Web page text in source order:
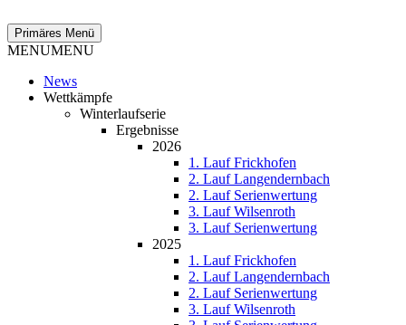
Inhalt
springen
Suchen
Primäres Menü
MENUMENU
News
Wettkämpfe
Winterlaufserie
Ergebnisse
2026
1. Lauf Frickhofen
2. Lauf Langendernbach
2. Lauf Serienwertung
3. Lauf Wilsenroth
3. Lauf Serienwertung
2025
1. Lauf Frickhofen
2. Lauf Langendernbach
2. Lauf Serienwertung
3. Lauf Wilsenroth